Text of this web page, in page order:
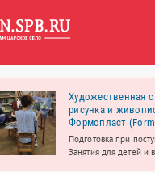
Художественная
рисунка и
Формопласт
Подготовка при
Занятия для детей и